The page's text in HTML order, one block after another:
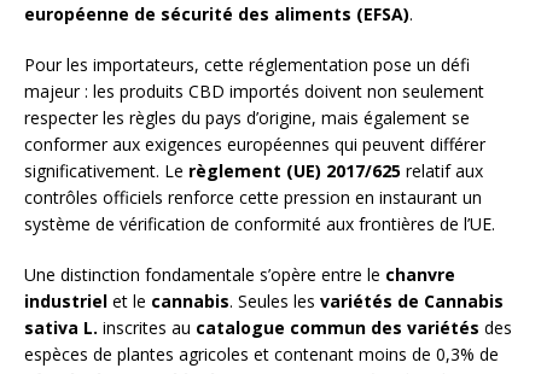
européenne de sécurité des aliments (EFSA).
Pour les importateurs, cette réglementation pose un défi
majeur : les produits CBD importés doivent non seulement
respecter les règles du pays d’origine, mais également se
conformer aux exigences européennes qui peuvent différer
significativement. Le règlement (UE) 2017/625 relatif aux
contrôles officiels renforce cette pression en instaurant un
système de vérification de conformité aux frontières de l’UE.
Une distinction fondamentale s’opère entre le chanvre
industriel et le cannabis. Seules les variétés de Cannabis
sativa L. inscrites au catalogue commun des variétés des
espèces de plantes agricoles et contenant moins de 0,3% de